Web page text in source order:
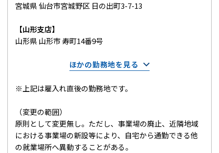
宮城県 仙台市宮城野区 日の出町3-7-13
【山形支店】
山形県 山形市 寿町14番9号
ほかの勤務地を見る
※上記は雇入れ直後の勤務地です。
（変更の範囲）
原則として変更無し。ただし、事業場の廃止、近隣地域
における事業場の新設等により、自宅から通勤できる他
の就業場所へ異動することがある。